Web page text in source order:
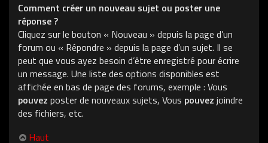
Comment créer un nouveau sujet ou poster une
réponse ?
Cliquez sur le bouton « Nouveau » depuis la page d’un
forum ou « Répondre » depuis la page d’un sujet. Il se
peut que vous ayez besoin d’être enregistré pour écrire
un message. Une liste des options disponibles est
affichée en bas de page des forums, exemple : Vous
pouvez poster de nouveaux sujets, Vous pouvez joindre
des fichiers, etc.
Haut